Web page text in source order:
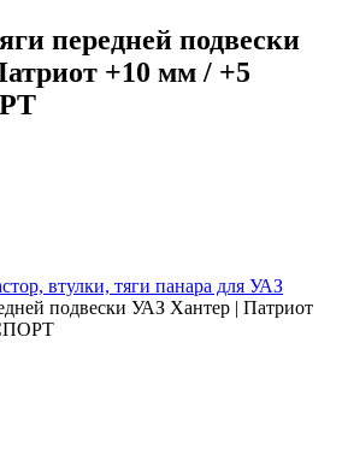
передней подвески
+10 мм / +5
втулки, тяги панара для УАЗ
подвески УАЗ Хантер | Патриот